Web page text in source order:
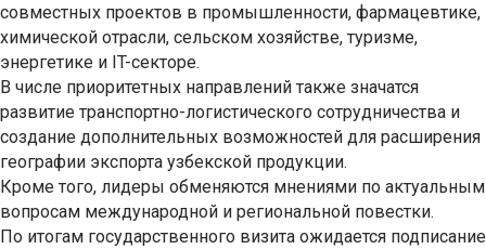
совместных проектов в промышленности, фармацевтике,
химической отрасли, сельском хозяйстве, туризме,
энергетике и IT-секторе.
В числе приоритетных направлений также значатся
развитие транспортно-логистического сотрудничества и
создание дополнительных возможностей для расширения
географии экспорта узбекской продукции.
Кроме того, лидеры обменяются мнениями по актуальным
вопросам международной и региональной повестки.
По итогам государственного визита ожидается подписание